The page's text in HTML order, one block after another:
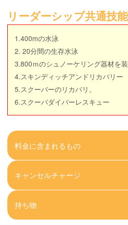
リーダーシップ共通技能
1.400mの水泳
2. 20分間の生存水泳
3.800ｍのシュノーケリング器材を
4.スキンディッチアンドリカバリー
5.スクーバーのリカバリ。
6.スクーバダイバーレスキュー
料金に含まれるもの
キャンセルチャージ
持ち物